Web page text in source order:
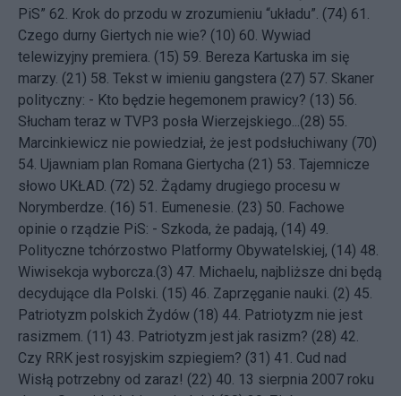
PiS” 62. Krok do przodu w zrozumieniu “układu”. (74) 61.
Czego durny Giertych nie wie? (10) 60. Wywiad
telewizyjny premiera. (15) 59. Bereza Kartuska im się
marzy. (21) 58. Tekst w imieniu gangstera (27) 57. Skaner
polityczny: - Kto będzie hegemonem prawicy? (13) 56.
Słucham teraz w TVP3 posła Wierzejskiego...(28) 55.
Marcinkiewicz nie powiedział, że jest podsłuchiwany (70)
54. Ujawniam plan Romana Giertycha (21) 53. Tajemnicze
słowo UKŁAD. (72) 52. Żądamy drugiego procesu w
Norymberdze. (16) 51. Eumenesie. (23) 50. Fachowe
opinie o rządzie PiS: - Szkoda, że padają, (14) 49.
Polityczne tchórzostwo Platformy Obywatelskiej, (14) 48.
Wiwisekcja wyborcza.(3) 47. Michaelu, najbliższe dni będą
decydujące dla Polski. (15) 46. Zaprzęganie nauki. (2) 45.
Patriotyzm polskich Żydów (18) 44. Patriotyzm nie jest
rasizmem. (11) 43. Patriotyzm jest jak rasizm? (28) 42.
Czy RRK jest rosyjskim szpiegiem? (31) 41. Cud nad
Wisłą potrzebny od zaraz! (22) 40. 13 sierpnia 2007 roku